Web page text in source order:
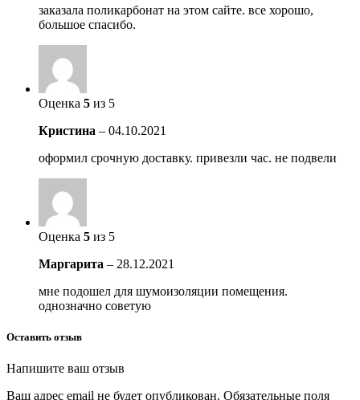
заказала поликарбонат на этом сайте. все хорошо,
большое спасибо.
Оценка 5 из 5
Кристина – 04.10.2021
оформил срочную доставку. привезли час. не подвели
Оценка 5 из 5
Маргарита – 28.12.2021
мне подошел для шумоизоляции помещения.
однозначно советую
Оставить отзыв
Напишите ваш отзыв
Ваш адрес email не будет опубликован. Обязательные поля